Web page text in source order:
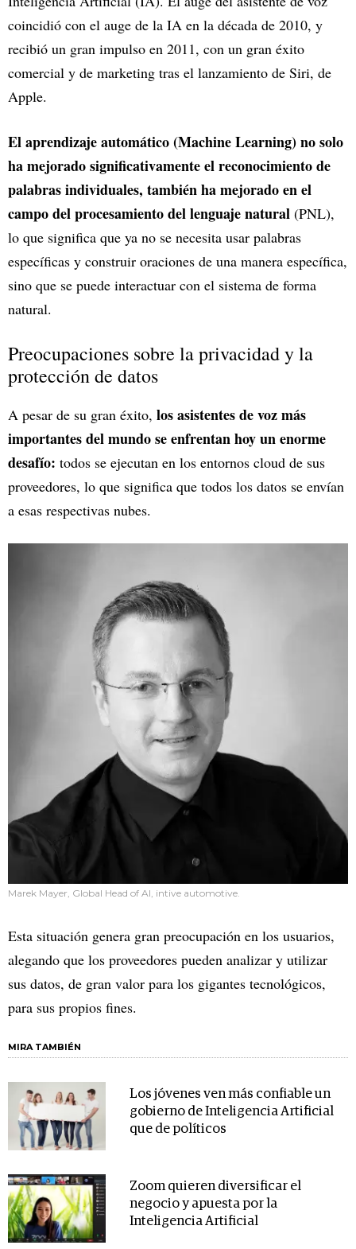
coincidió con el auge de la IA en la década de 2010, y
recibió un gran impulso en 2011, con un gran éxito
comercial y de marketing tras el lanzamiento de Siri, de
Apple.
El aprendizaje automático (Machine Learning) no solo
ha mejorado significativamente el reconocimiento de
palabras individuales, también ha mejorado en el
campo del procesamiento del lenguaje natural (PNL),
lo que significa que ya no se necesita usar palabras
específicas y construir oraciones de una manera específica,
sino que se puede interactuar con el sistema de forma
natural.
Preocupaciones sobre la privacidad y la
protección de datos
A pesar de su gran éxito, los asistentes de voz más
importantes del mundo se enfrentan hoy un enorme
desafío: todos se ejecutan en los entornos cloud de sus
proveedores, lo que significa que todos los datos se envían
a esas respectivas nubes.
Marek Mayer, Global Head of AI, intive automotive.
Esta situación genera gran preocupación en los usuarios,
alegando que los proveedores pueden analizar y utilizar
sus datos, de gran valor para los gigantes tecnológicos,
para sus propios fines.
MIRA TAMBIÉN
Los jóvenes ven más confiable un
gobierno de Inteligencia Artificial
que de políticos
Zoom quieren diversificar el
negocio y apuesta por la
Inteligencia Artificial